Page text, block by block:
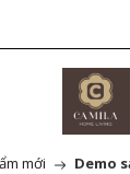
mới Demo